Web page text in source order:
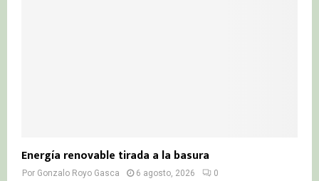
Energía renovable tirada a la basura
Por Gonzalo Royo Gasca 6 agosto, 2026 0